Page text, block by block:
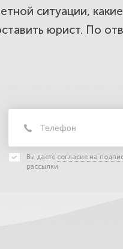
ситуации,
юрист. По
Вы даете согласие на
рассылки